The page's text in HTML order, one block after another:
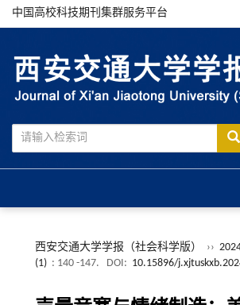
中国高校科技期刊集群服务平台
西安交通大学学报（社会科学版） ››
(1) : 140 -147. DOI: 10.15896/